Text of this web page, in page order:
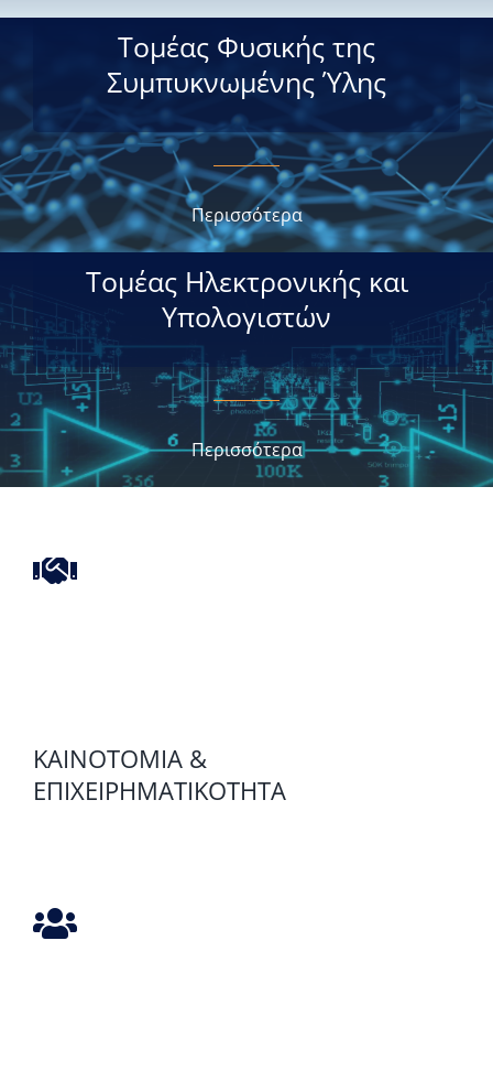
Τομέας Φυσικής της
Συμπυκνωμένης Ύλης
Περισσότερα
Τομέας Ηλεκτρονικής και
Υπολογιστών
Περισσότερα
ΚΑΙΝΟΤΟΜΊΑ &
ΕΠΙΧΕΙΡΗΜΑΤΙΚΌΤΗΤΑ